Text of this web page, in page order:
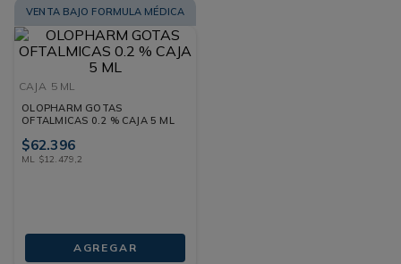
VENTA BAJO FORMULA MÉDICA
CAJA 5 ML
OLOPHARM GOTAS
OFTALMICAS 0.2 % CAJA 5 ML
$62.396
ML $12 479 2
AGREGAR